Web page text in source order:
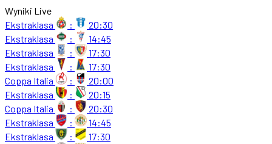
Wyniki Live
Ekstraklasa
:
20:30
Ekstraklasa
:
14:45
Ekstraklasa
:
17:30
Ekstraklasa
:
17:30
Coppa Italia
:
20:00
Ekstraklasa
:
20:15
Coppa Italia
:
20:30
Ekstraklasa
:
14:45
Ekstraklasa
:
17:30